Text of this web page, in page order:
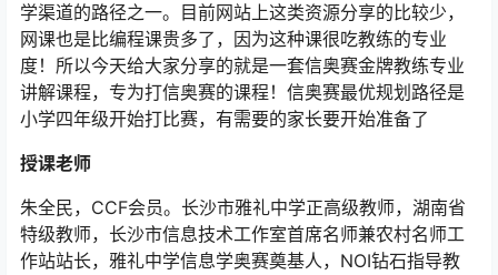
学渠道的路径之一。目前网站上这类资源分享的比较少，
网课也是比编程课贵多了，因为这种课很吃教练的专业
度！所以今天给大家分享的就是一套信奥赛金牌教练专业
讲解课程，专为打信奥赛的课程！信奥赛最优规划路径是
小学四年级开始打比赛，有需要的家长要开始准备了
授课老师
朱全民，CCF会员。长沙市雅礼中学正高级教师，湖南省
特级教师，长沙市信息技术工作室首席名师兼农村名师工
作站站长，雅礼中学信息学奥赛奠基人，NOI钻石指导教